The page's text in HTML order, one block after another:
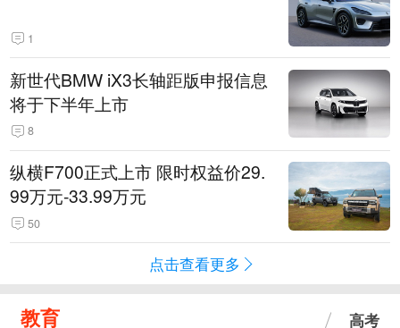
1
新世代BMW iX3长轴距版申报信息
将于下半年上市
8
纵横F700正式上市 限时权益价29.
99万元-33.99万元
50
点击查看更多
教育 高考